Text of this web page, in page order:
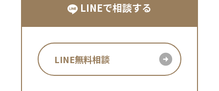
LINEで相談する
LINE無料相談